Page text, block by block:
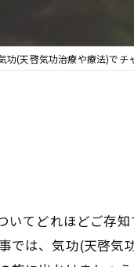
功(天啓気功治療や療法)でチ
てどれほどご存
では、気功(天啓気